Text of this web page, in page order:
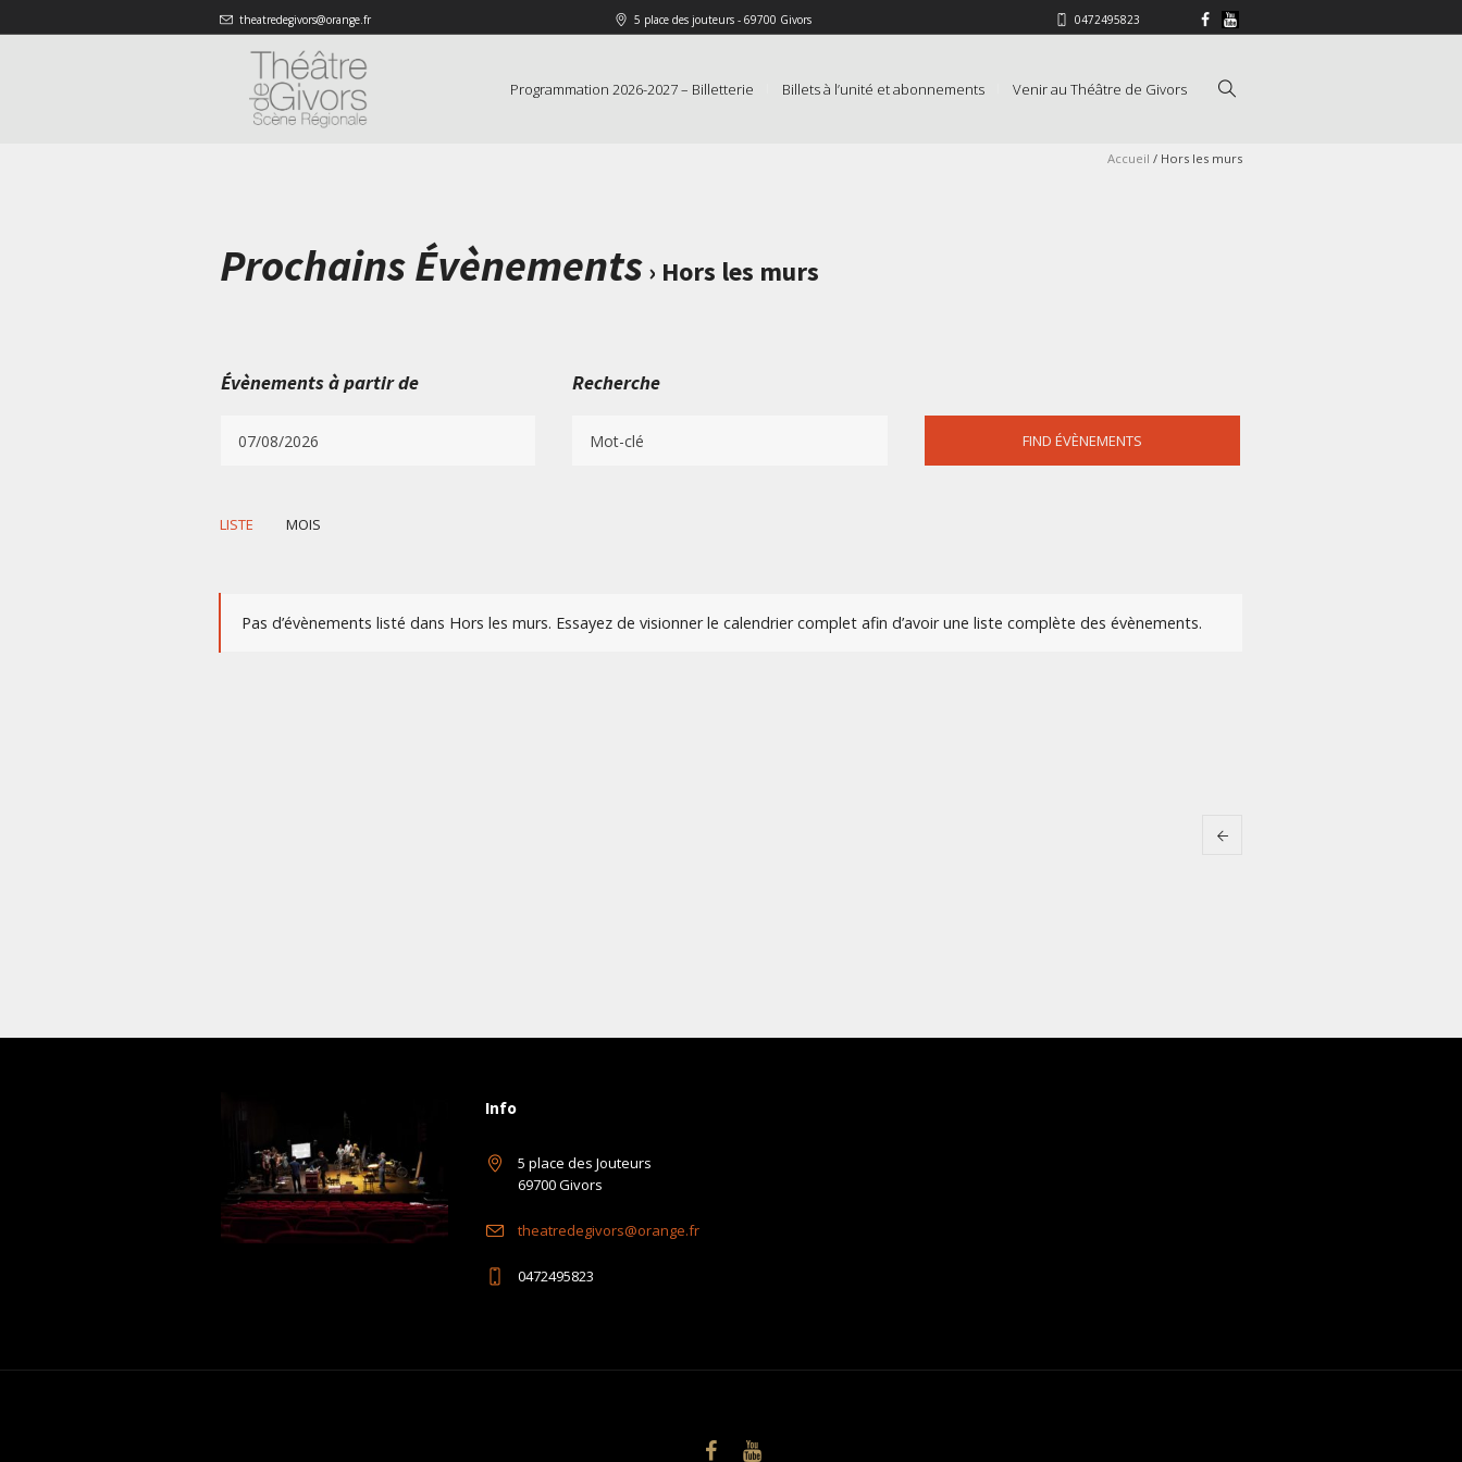
theatredegivors@orange.fr 5 place des jouteurs - 69700 Givors 0472495823
Programmation 2026-2027 – Billetterie Billets à l’unité et abonnements Venir au Théâtre de Givors
Accueil / Hors les murs
Prochains Évènements› Hors les murs
Évènements à partir de Recherche
Event
Navigation
LISTE MOIS
Pas d’évènements listé dans Hors les murs. Essayez de visionner le calendrier complet afin d’avoir une liste complète des évènements.
Info
5 place des Jouteurs
69700 Givors
theatredegivors@orange.fr
0472495823